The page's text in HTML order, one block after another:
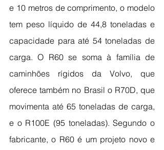
e 10 metros de comprimento, o modelo
tem peso líquido de 44,8 toneladas e
capacidade para até 54 toneladas de
carga. O R60 se soma à família de
caminhões rígidos da Volvo, que
oferece também no Brasil o R70D, que
movimenta até 65 toneladas de carga,
e o R100E (95 toneladas). Segundo o
fabricante, o R60 é um projeto novo e